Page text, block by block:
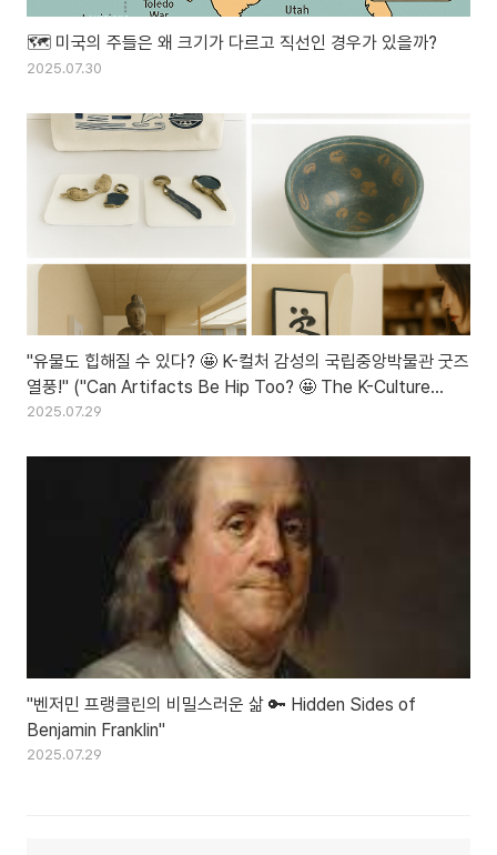
🗺️ 미국의 주들은 왜 크기가 다르고 직선인 경우가 있을까?
2025.07.30
"유물도 힙해질 수 있다? 🤩 K-컬처 감성의 국립중앙박물관 굿즈
열풍!" ("Can Artifacts Be Hip Too? 🤩 The K-Culture
Vibes Behind the National Museum of Korea's Hot
2025.07.29
"벤저민 프랭클린의 비밀스러운 삶 🔑 Hidden Sides of
Benjamin Franklin"
2025.07.29